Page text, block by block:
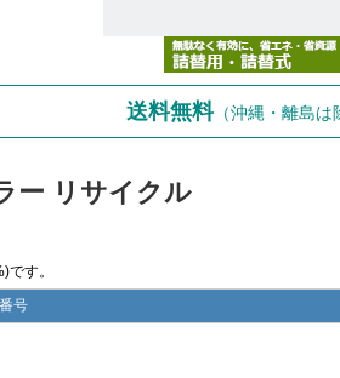
送料無料（沖縄・離島は
ー リサイクル
です。
号